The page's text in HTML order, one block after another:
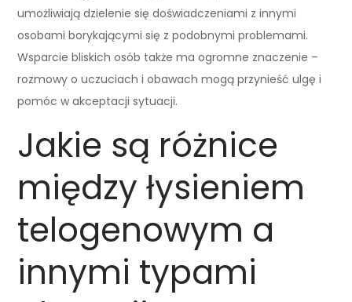
umożliwiają dzielenie się doświadczeniami z innymi
osobami borykającymi się z podobnymi problemami.
Wsparcie bliskich osób także ma ogromne znaczenie –
rozmowy o uczuciach i obawach mogą przynieść ulgę i
pomóc w akceptacji sytuacji.
Jakie są różnice
między łysieniem
telogenowym a
innymi typami